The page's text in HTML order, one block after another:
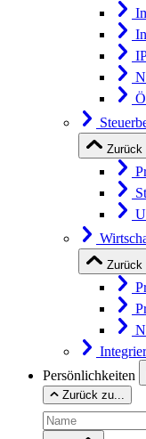
Zurück
Zurück
Persönlichkeiten
Zurück zu...